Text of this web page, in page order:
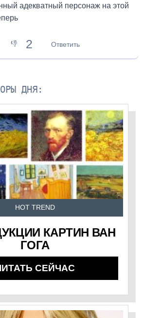
адекватный персонаж на этой
👎 2 Ответить
ДНЯ:
HOT TREND
КАРТИН ВАН
ГОГА
СЕЙЧАС